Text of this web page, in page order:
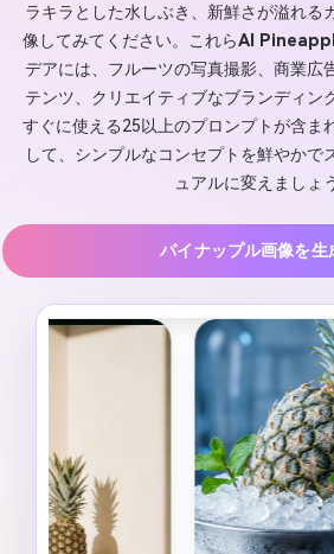
ラキラとした水しぶき、新鮮さが溢れる
像してみてください。これらAI
デアには、フルーツの写真撮影、商業広
テンツ、クリエイティブなブランディン
すぐに使える25以上のプロンプトが含ま
して、シンプルなコンセプトを鮮やかで
ュアルに変えましょ
パイナップル画像を生